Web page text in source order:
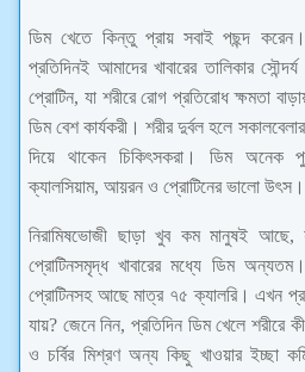
ডিম খেতে কিন্তু প্রায় সবাই পছন্দ
প্রতিদিনই আমাদের খাবারের তালিকার
প্রোটিন, যা শরীরে রোগ প্রতিরোধ ক্ষমতা
ডিম বেশ কার্যকরী। শরীর দুর্বল হলে
দিয়ে থাকেন চিকিৎসকরা। ডিম অনেক
ক্যালসিয়াম, আয়রন ও প্রোটিনের ভালো উৎস।
নিরামিষভোজী ছাড়া খুব কম মানুষই আছে,
প্রোটিনসমৃদ্ধ খাবারের মধ্যে ডিম
প্রোটিনসহ আছে মাত্র ৭৫ ক্যালরি। এখন
যায়? জেনে নিন, প্রতিদিন ডিম খেলে শরীরে
ও চর্বির মিশ্রণ অন্য কিছু খাওয়ার ইচ্ছা